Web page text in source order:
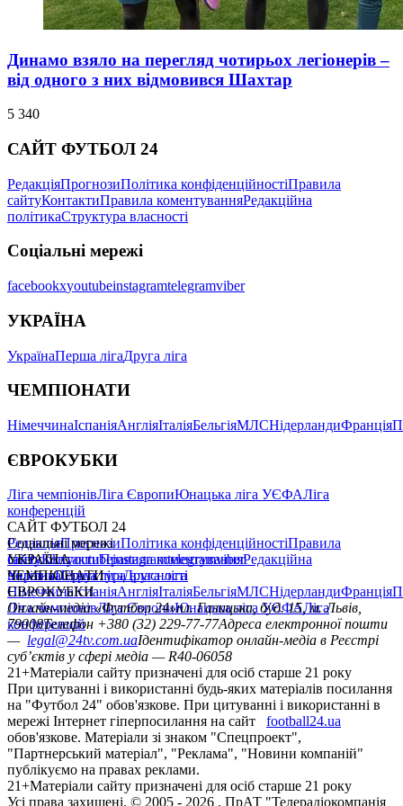
Динамо взяло на перегляд чотирьох легіонерів –
від одного з них відмовився Шахтар
5 340
САЙТ ФУТБОЛ 24
РедакціяПрогнозиПолітика конфіденційностіПравила
сайтуКонтактиПравила коментуванняРедакційна
політикаСтруктура власності
Соціальні мережі
facebookxyoutubeinstagramtelegramviber
УКРАЇНА
УкраїнаПерша лігаДруга ліга
ЧЕМПІОНАТИ
НімеччинаІспаніяАнгліяІталіяБельгіяМЛСНідерландиФранція
ЄВРОКУБКИ
Ліга чемпіонівЛіга ЄвропиЮнацька ліга УЄФАЛіга
конференцій
САЙТ ФУТБОЛ 24
РедакціяПрогнозиПолітика конфіденційностіПравила
сайтуКонтактиПравила коментуванняРедакційна
політикаСтруктура власності
Соціальні мережі
facebookxyoutubeinstagramtelegramviber
УКРАЇНА
УкраїнаПерша лігаДруга ліга
ЧЕМПІОНАТИ
НімеччинаІспаніяАнгліяІталіяБельгіяМЛСНідерландиФранція
ЄВРОКУБКИ
Ліга чемпіонівЛіга ЄвропиЮнацька ліга УЄФАЛіга
конференцій
Онлайн-медіа «Футбол 24»пл. Галицька, буд. 15, м. Львів,
79008Телефон +380 (32) 229-77-77Адреса електронної пошти
— legal@24tv.com.uaІдентифікатор онлайн-медіа в Реєстрі
суб’єктів у сфері медіа — R40-06058
21+Матеріали сайту призначені для осіб старше 21 року
При цитуванні і використанні будь-яких матеріалів посилання
на "Футбол 24" обов'язкове. При цитуванні і використанні в
мережі Інтернет гіперпосилання на сайт
football24.ua
обов'язкове. Матеріали зі знаком "Спецпроект",
"Партнерський матеріал", "Реклама", "Новини компаній"
публікуємо на правах реклами.
21+Матеріали сайту призначені для осіб старше 21 року
Усi права захищенi. © 2005 - 2026 , ПрАТ "Телерадіокомпанія